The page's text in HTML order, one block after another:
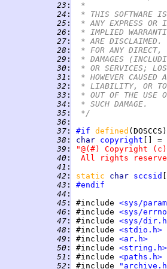
  23
:
*
  24
:
* THIS SOFTWARE
  25
:
* ANY EXPRESS OR
  26
:
* IMPLIED
  27
:
* ARE DISCLAIMED.
  28
:
* FOR ANY DIRECT,
  29
:
* DAMAGES
  30
:
* OR SERVICES;
  31
:
* HOWEVER
  32
:
* LIABILITY, OR
  33
:
* OUT OF THE USE
  34
:
* SUCH DAMAGE.
  35
:
*/
  36
:
  37
: #if defined
  38
: char copyright
  39
:
"@(#) Copyright
  40
:
All rights
  41
:
  42
: static char sccsid
  43
:
#endif
  44
:
  45
: #include <sys/
  46
: #include <sys/
  47
: #include <sys/
  48
: #include <stdio.h>
  49
: #include <ar.h>
  50
: #include <string.h>
  51
: #include <paths.h>
  52
: #include